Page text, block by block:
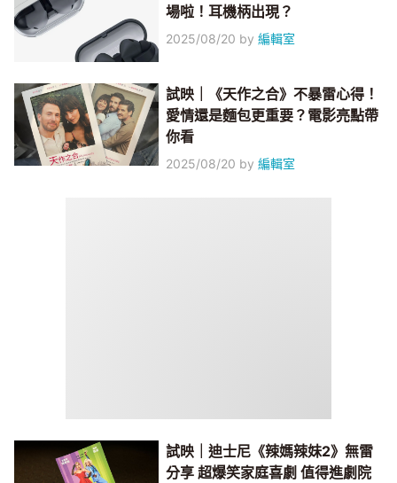
場啦！耳機柄出現？
2025/08/20 by編輯室
試映｜《天作之合》不暴雷心得！
愛情還是麵包更重要？電影亮點帶
你看
2025/08/20 by編輯室
試映｜迪士尼《辣媽辣妹2》無雷
分享 超爆笑家庭喜劇 值得進劇院